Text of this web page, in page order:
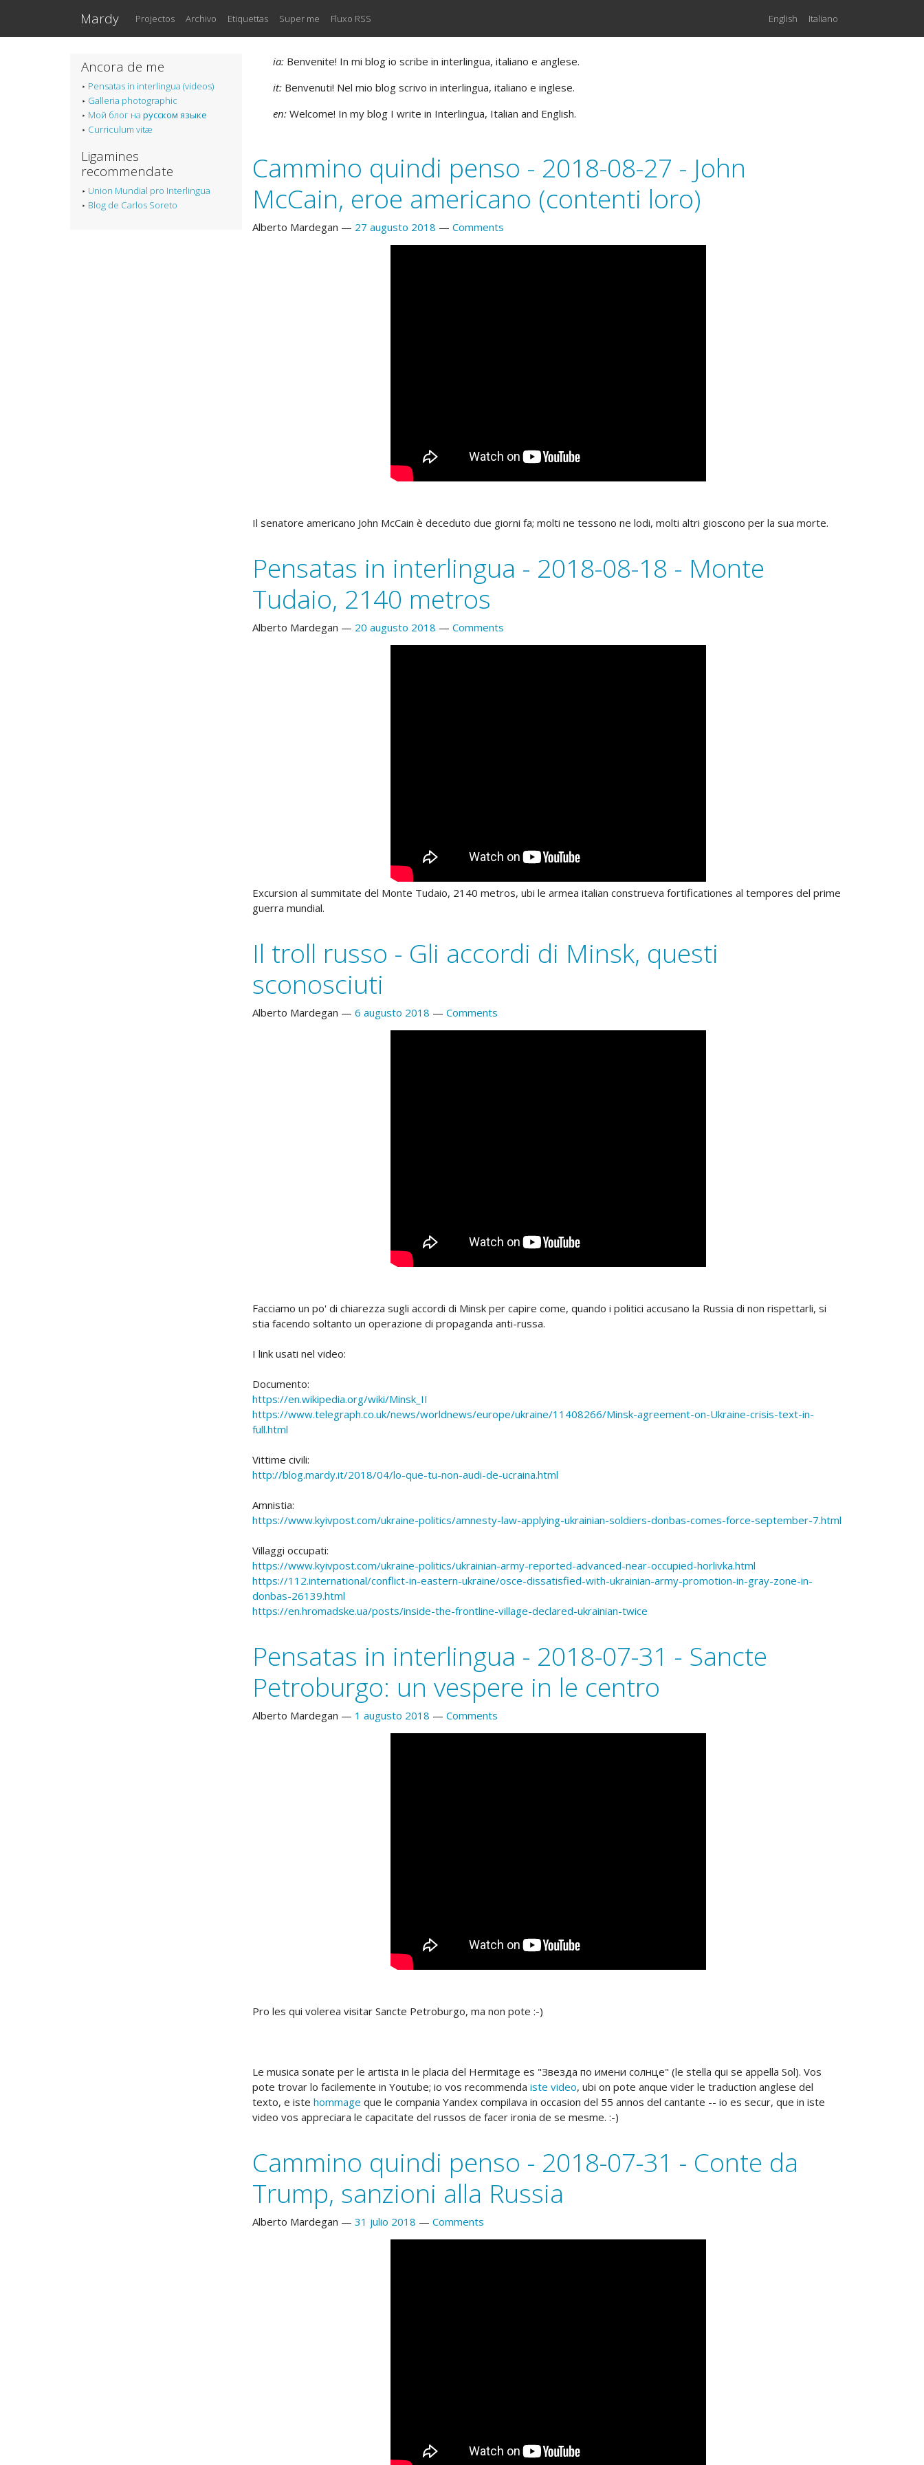
Mardy Projectos Archivo Etiquettas Super me Fluxo RSS English Italiano
Ancora de me
Pensatas in interlingua (videos)
Galleria photographic
Мой блог на русском языке
Curriculum vitæ
Ligamines
recommendate
Union Mundial pro Interlingua
Blog de Carlos Soreto
ia: Benvenite! In mi blog io scribe in interlingua, italiano e anglese.
it: Benvenuti! Nel mio blog scrivo in interlingua, italiano e inglese.
en: Welcome! In my blog I write in Interlingua, Italian and English.
Cammino quindi penso - 2018-08-27 - John
McCain, eroe americano (contenti loro)
Alberto Mardegan 27 augusto 2018 Comments
Il senatore americano John McCain è deceduto due giorni fa; molti ne tessono ne lodi, molti altri gioscono per la sua morte.
Pensatas in interlingua - 2018-08-18 - Monte
Tudaio, 2140 metros
Alberto Mardegan 20 augusto 2018 Comments
Excursion al summitate del Monte Tudaio, 2140 metros, ubi le armea italian construeva fortificationes al tempores del prime
guerra mundial.
Il troll russo - Gli accordi di Minsk, questi
sconosciuti
Alberto Mardegan 6 augusto 2018 Comments
Facciamo un po' di chiarezza sugli accordi di Minsk per capire come, quando i politici accusano la Russia di non rispettarli, si
stia facendo soltanto un operazione di propaganda anti-russa.
I link usati nel video:
Documento:
https://en.wikipedia.org/wiki/Minsk_II
https://www.telegraph.co.uk/news/worldnews/europe/ukraine/11408266/Minsk-agreement-on-Ukraine-crisis-text-in-
full.html
Vittime civili:
http://blog.mardy.it/2018/04/lo-que-tu-non-audi-de-ucraina.html
Amnistia:
https://www.kyivpost.com/ukraine-politics/amnesty-law-applying-ukrainian-soldiers-donbas-comes-force-september-7.html
Villaggi occupati:
https://www.kyivpost.com/ukraine-politics/ukrainian-army-reported-advanced-near-occupied-horlivka.html
https://112.international/conflict-in-eastern-ukraine/osce-dissatisfied-with-ukrainian-army-promotion-in-gray-zone-in-
donbas-26139.html
https://en.hromadske.ua/posts/inside-the-frontline-village-declared-ukrainian-twice
Pensatas in interlingua - 2018-07-31 - Sancte
Petroburgo: un vespere in le centro
Alberto Mardegan 1 augusto 2018 Comments
Pro les qui volerea visitar Sancte Petroburgo, ma non pote :-)
Le musica sonate per le artista in le placia del Hermitage es "Звезда по имени солнце" (le stella qui se appella Sol). Vos
pote trovar lo facilemente in Youtube; io vos recommenda iste video, ubi on pote anque vider le traduction anglese del
texto, e iste hommage que le compania Yandex compilava in occasion del 55 annos del cantante -- io es secur, que in iste
video vos appreciara le capacitate del russos de facer ironia de se mesme. :-)
Cammino quindi penso - 2018-07-31 - Conte da
Trump, sanzioni alla Russia
Alberto Mardegan 31 julio 2018 Comments